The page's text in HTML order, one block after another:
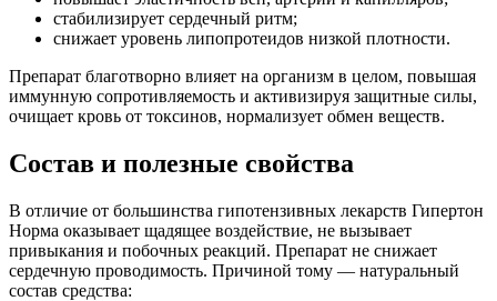
стабилизирует сердечный ритм;
снижает уровень липопротеидов низкой плотности.
Препарат благотворно влияет на организм в целом, повышая
иммунную сопротивляемость и активизируя защитные силы,
очищает кровь от токсинов, нормализует обмен веществ.
Состав и полезные свойства
В отличие от большинства гипотензивных лекарств Гипертон
Норма оказывает щадящее воздействие, не вызывает
привыкания и побочных реакций. Препарат не снижает
сердечную проводимость. Причиной тому — натуральный
состав средства: